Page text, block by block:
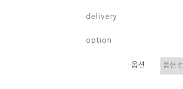
d e l i v e r y
o p t i o n
옵션